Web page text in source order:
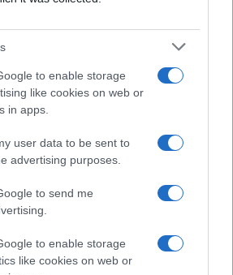
to enable storage
like cookies on web or
in apps.
user data to be sent to
advertising purposes.
to send me
to enable storage
like cookies on web or
iPaideia.gr στο Google News
για την Παιδεία και την εργασία
στοiPaideia.gr